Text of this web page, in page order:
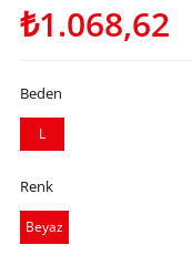
₺1.068,62
Beden
L
Renk
Beyaz